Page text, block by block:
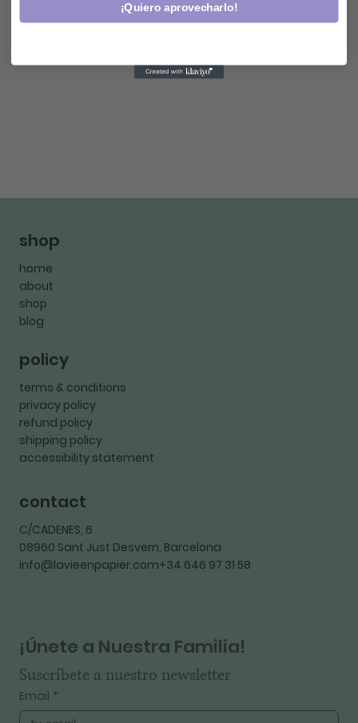
shop
home
about
shop
blog
policy
terms & conditions
privacy policy
refund policy
shipping policy
accessibility statement
contact
C/CADENES, 6
08960 Sant Just Desvern, Barcelona
info@lavieenpapier.com+34 646 97 31 58
¡Únete a Nuestra Familia!
Suscríbete a nuestro newsletter
Email *
¡Quiero aprovecharlo!